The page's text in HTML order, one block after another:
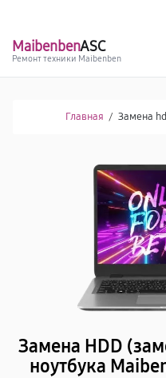
MaibenbenASC
Ремонт техники Maibenben
Главная / Замена
Замена HDD
ноутбука